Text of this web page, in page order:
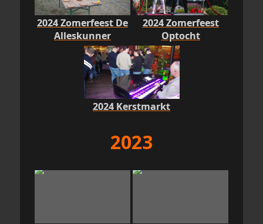
2024 Zomerfeest De
Alleskunner
2024 Zomerfeest
Optocht
2024 Kerstmarkt
2023